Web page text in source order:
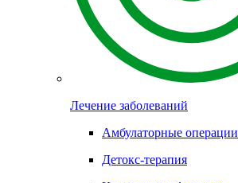
Лечение заболеваний
Амбулаторные операции
Детокс-терапия